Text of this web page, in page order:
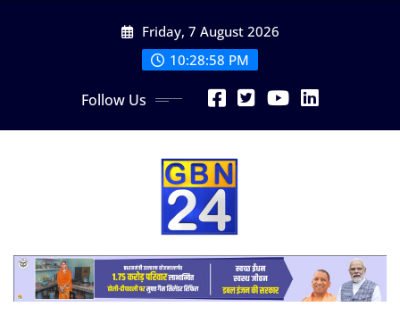
Friday, 7 August 2026
10:28:59 PM
Follow Us